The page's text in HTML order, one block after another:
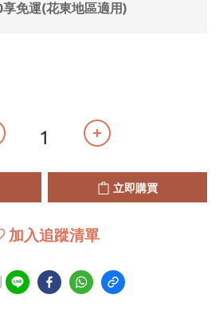
免運(花東地區適用)
立即購買
加入追蹤清單